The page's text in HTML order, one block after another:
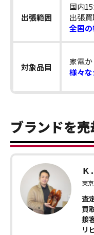
出張範囲
国内
出張
全国
対象品目
家電
様々
ブランドを
Ｋ
東
査
買
接
リ